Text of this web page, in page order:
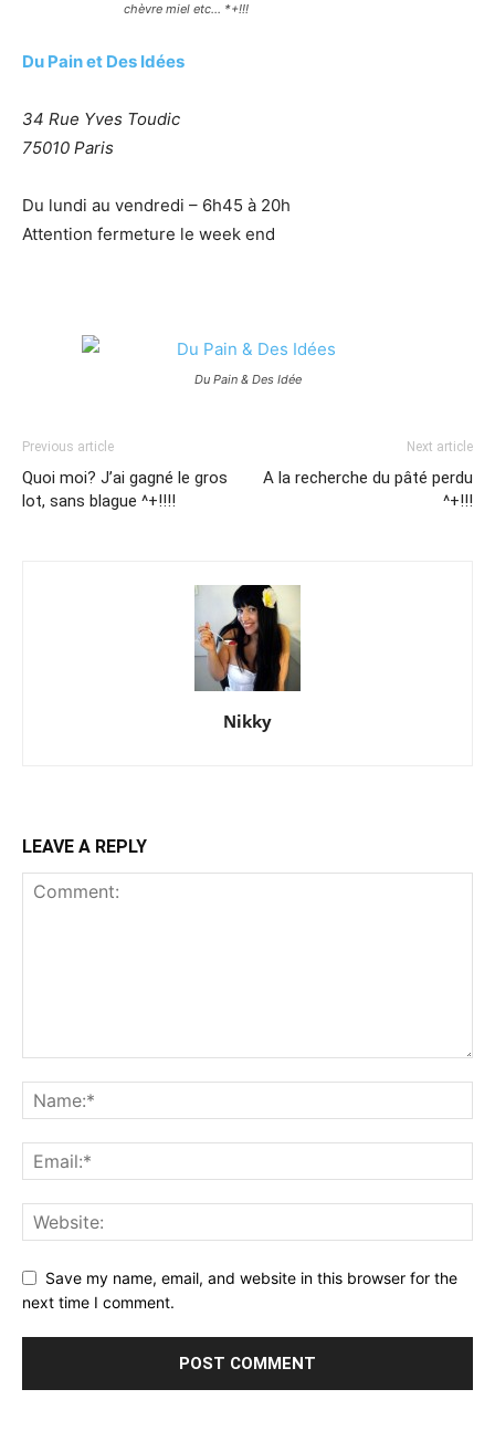
chèvre miel etc… *+!!!
Du Pain et Des Idées
34 Rue Yves Toudic
75010 Paris
Du lundi au vendredi – 6h45 à 20h
Attention fermeture le week end
Du Pain & Des Idée
Previous article
Quoi moi? J’ai gagné le gros
lot, sans blague ^+!!!!
Next article
A la recherche du pâté perdu
^+!!!
Nikky
LEAVE A REPLY
Save my name, email, and website in this browser for the
next time I comment.